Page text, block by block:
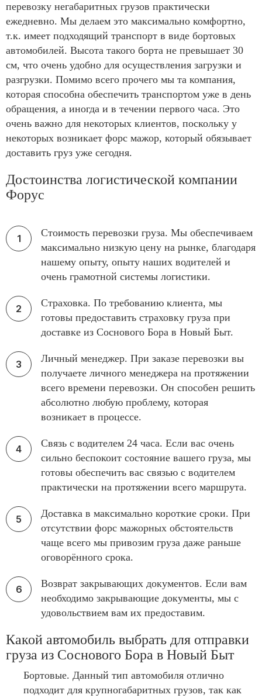
перевозку негабаритных грузов практически
ежедневно. Мы делаем это максимально комфортно,
т.к. имеет подходящий транспорт в виде бортовых
автомобилей. Высота такого борта не превышает 30
см, что очень удобно для осуществления загрузки и
разгрузки. Помимо всего прочего мы та компания,
которая способна обеспечить транспортом уже в день
обращения, а иногда и в течении первого часа. Это
очень важно для некоторых клиентов, поскольку у
некоторых возникает форс мажор, который обязывает
доставить груз уже сегодня.
Достоинства логистической компании
Форус
Стоимость перевозки груза. Мы обеспечиваем
максимально низкую цену на рынке, благодаря
нашему опыту, опыту наших водителей и
очень грамотной системы логистики.
Страховка. По требованию клиента, мы
готовы предоставить страховку груза при
доставке из Соснового Бора в Новый Быт.
Личный менеджер. При заказе перевозки вы
получаете личного менеджера на протяжении
всего времени перевозки. Он способен решить
абсолютно любую проблему, которая
возникает в процессе.
Связь с водителем 24 часа. Если вас очень
сильно беспокоит состояние вашего груза, мы
готовы обеспечить вас связью с водителем
практически на протяжении всего маршрута.
Доставка в максимально короткие сроки. При
отсутствии форс мажорных обстоятельств
чаще всего мы привозим груза даже раньше
оговорённого срока.
Возврат закрывающих документов. Если вам
необходимо закрывающие документы, мы с
удовольствием вам их предоставим.
Какой автомобиль выбрать для отправки
груза из Соснового Бора в Новый Быт
Бортовые. Данный тип автомобиля отлично
подходит для крупногабаритных грузов, так как